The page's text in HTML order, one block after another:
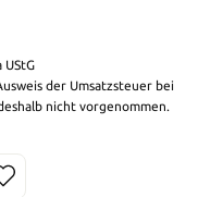
der Umsatzsteuer bei
nicht vorgenommen.